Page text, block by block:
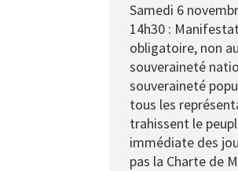
Samedi 6
14h30 :
obligatoire, non
souveraineté
souveraineté
tous les
trahissent le
immédiate des
pas la Charte de